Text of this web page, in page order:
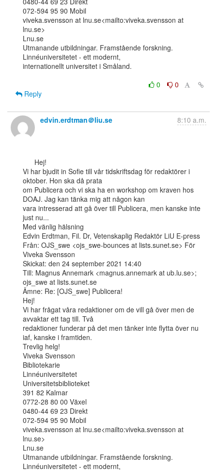
072-594 95 90 Mobil
viveka.svensson at lnu.se<mailto:viveka.svensson at
lnu.se>
Lnu.se
Utmanande utbildningar. Framstående forskning.
Linnéuniversitetet - ett modernt,
internationellt universitet i Småland.
0
0
Reply
edvin.erdtman＠liu.se 8:10 a.m.
Vi har bjudit in Sofie till vår tidskriftsdag för redaktörer i
oktober. Hon ska då prata
om Publicera och vi ska ha en workshop om kraven hos
DOAJ. Jag kan tänka mig att någon kan
vara intresserad att gå över till Publicera, men kanske inte
just nu...
Med vänlig hälsning
Edvin Erdtman, Fil. Dr, Vetenskaplig Redaktör LiU E-press
Från: OJS_swe <ojs_swe-bounces at lists.sunet.se> För
Viveka Svensson
Skickat: den 24 september 2021 14:40
Till: Magnus Annemark <magnus.annemark at ub.lu.se>;
ojs_swe at lists.sunet.se
Ämne: Re: [OJS_swe] Publicera!
Hej!
Vi har frågat våra redaktioner om de vill gå över men de
avvaktar ett tag till. Två
redaktioner funderar på det men tänker inte flytta över nu
iaf, kanske i framtiden.
Trevlig helg!
Viveka Svensson
Bibliotekarie
Linnéuniversitetet
Universitetsbiblioteket
391 82 Kalmar
0772-28 80 00 Växel
0480-44 69 23 Direkt
072-594 95 90 Mobil
viveka.svensson at lnu.se<mailto:viveka.svensson at
lnu.se>
Lnu.se
Utmanande utbildningar. Framstående forskning.
Linnéuniversitetet - ett modernt,